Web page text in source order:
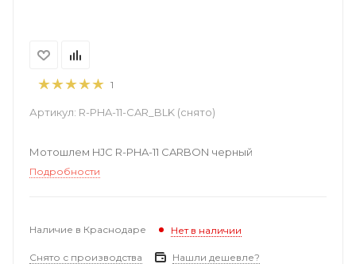
1
Артикул: R-PHA-11-CAR_BLK (снято)
Мотошлем HJC R-PHA-11 CARBON черный
Подробности
Наличие в Краснодаре Нет в наличии
Снято с производства Нашли дешевле?